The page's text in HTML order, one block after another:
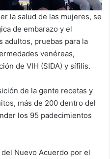
la salud de las mujeres, se
de embarazo y el
adultos, pruebas para la
venéreas,
de VIH (SIDA) y sífilis.
de la gente recetas y
más de 200 dentro del
los 95 padecimientos
Nuevo Acuerdo por el